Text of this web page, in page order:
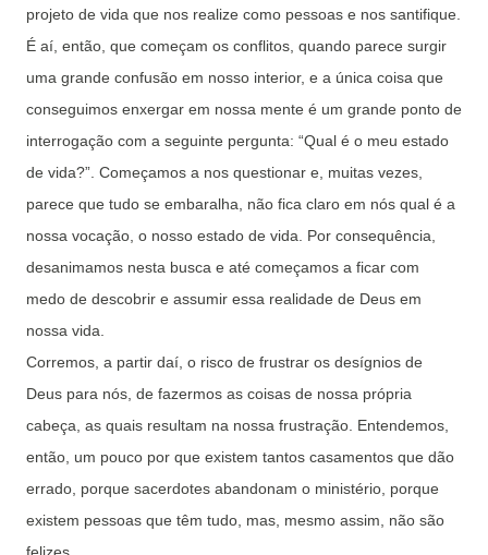
projeto de vida que nos realize como pessoas e nos santifique.
É aí, então, que começam os conflitos, quando parece surgir
uma grande confusão em nosso interior, e a única coisa que
conseguimos enxergar em nossa mente é um grande ponto de
interrogação com a seguinte pergunta: “Qual é o meu estado
de vida?”. Começamos a nos questionar e, muitas vezes,
parece que tudo se embaralha, não fica claro em nós qual é a
nossa vocação, o nosso estado de vida. Por consequência,
desanimamos nesta busca e até começamos a ficar com
medo de descobrir e assumir essa realidade de Deus em
nossa vida.
Corremos, a partir daí, o risco de frustrar os desígnios de
Deus para nós, de fazermos as coisas de nossa própria
cabeça, as quais resultam na nossa frustração. Entendemos,
então, um pouco por que existem tantos casamentos que dão
errado, porque sacerdotes abandonam o ministério, porque
existem pessoas que têm tudo, mas, mesmo assim, não são